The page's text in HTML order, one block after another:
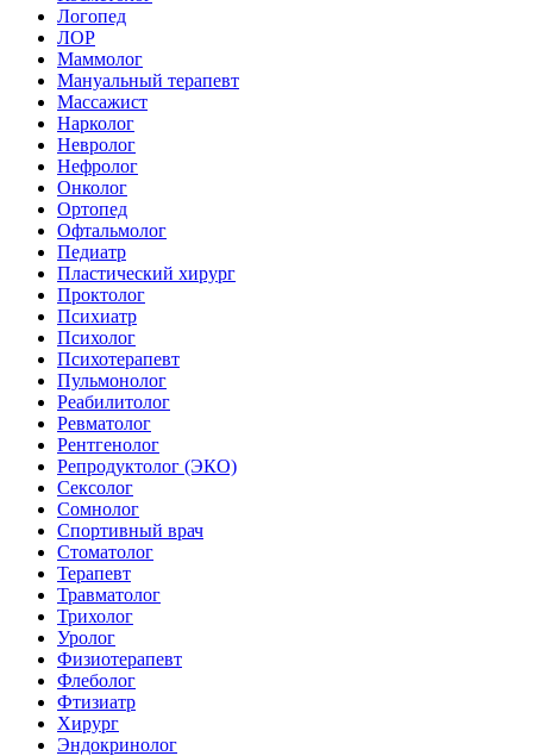
Логопед
ЛОР
Маммолог
Мануальный терапевт
Массажист
Нарколог
Невролог
Нефролог
Онколог
Ортопед
Офтальмолог
Педиатр
Пластический хирург
Проктолог
Психиатр
Психолог
Психотерапевт
Пульмонолог
Реабилитолог
Ревматолог
Рентгенолог
Репродуктолог (ЭКО)
Сексолог
Сомнолог
Спортивный врач
Стоматолог
Терапевт
Травматолог
Трихолог
Уролог
Физиотерапевт
Флеболог
Фтизиатр
Хирург
Эндокринолог